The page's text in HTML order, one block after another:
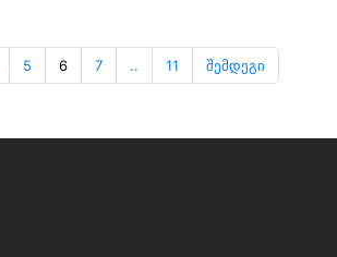
5 6 7 .. 11 შემდეგი